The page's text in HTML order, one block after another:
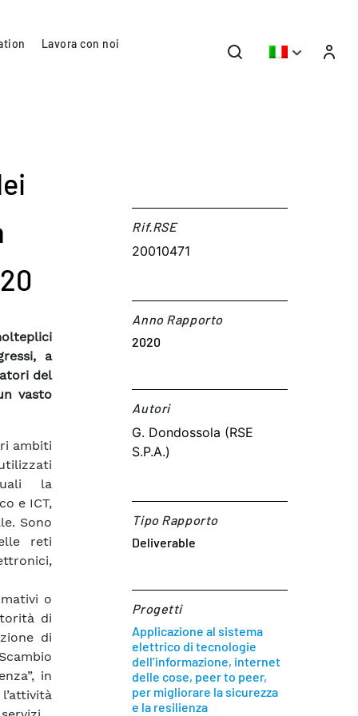
Lavora con noi
a
del
vasto
ambiti
la
e ICT,
Sono
reti
o
di
di
in
Rif.RSE​
20010471
Anno Rapporto
2020
Autori​
G. Dondossola (RSE
S.P.A.)
Tipo Rapporto
Deliverable
Progetti
Applicazione al sistema
elettrico di tecnologie
dell’informazione, internet
delle cose, peer to peer,
per migliorare la sicurezza
e la resilienza